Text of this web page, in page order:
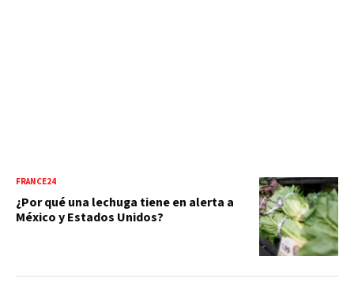
FRANCE24
¿Por qué una lechuga tiene en alerta a
México y Estados Unidos?